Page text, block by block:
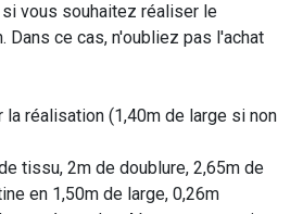
vous souhaitez réaliser le
Dans ce cas, n'oubliez pas l'achat
réalisation (1,40m de large si non
tissu, 2m de doublure, 2,65m de
en 1,50m de large, 0,26m